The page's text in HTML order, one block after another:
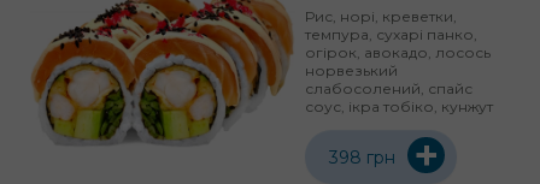
Рис, норі, креветки,
темпура, сухарі панко,
огірок, авокадо, лосось
норвезький
слабосолений, спайс
соус, ікра тобіко, кунжут
398 грн +